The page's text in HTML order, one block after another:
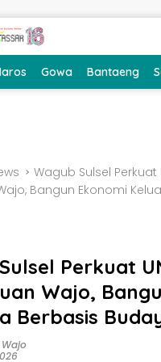
Gowa Bantaeng
Wagub Sulsel Perkuat
Bangun Ekonomi
Perkuat
Wajo,
Berbasis
Wajo